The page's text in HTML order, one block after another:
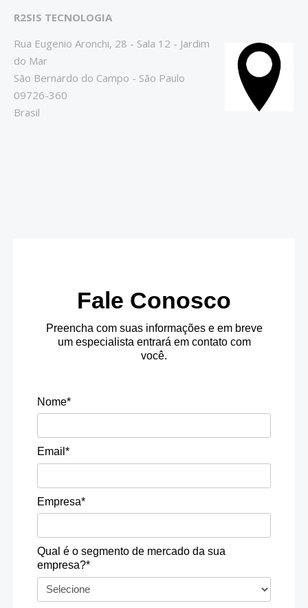
R2SIS TECNOLOGIA
Rua Eugenio Aronchi, 28 - Sala 12 - Jardim
do Mar
São Bernardo do Campo - São Paulo
09726-360
Brasil
Fale Conosco
Preencha com suas informações e em breve
um especialista entrará em contato com
você.
Nome*
Email*
Empresa*
Qual é o segmento de mercado da sua
empresa?*